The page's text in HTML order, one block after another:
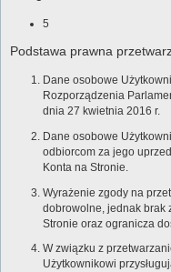
5
Podstawa prawna
Dane osobowe
Rozporządzenia
dnia 27 kwietnia 2016 r.
Dane osobowe
odbiorcom za jego
Konta na Stronie.
Wyrażenie zgody na
dobrowolne, jednak brak
Stronie oraz ogranicza
W związku z
Użytkownikowi